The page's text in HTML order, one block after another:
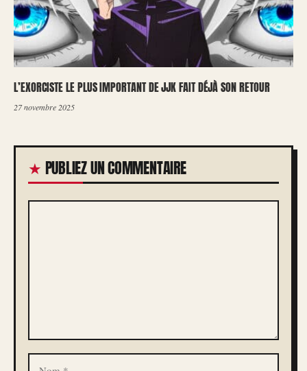
L’EXORCISTE LE PLUS IMPORTANT DE JJK FAIT DÉJÀ SON RETOUR
27 novembre 2025
PUBLIEZ UN COMMENTAIRE
COMMENTAIRE
NOM